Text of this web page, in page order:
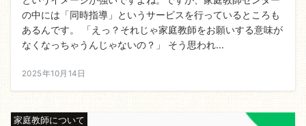
の中には「同時指導」というサービスを行っているところも
あるんです。 「えっ？それじゃ家庭教師をお願いする意味が
なくなっちゃうんじゃないの？」 そう思われ...
2025年10月14日
家庭教師について